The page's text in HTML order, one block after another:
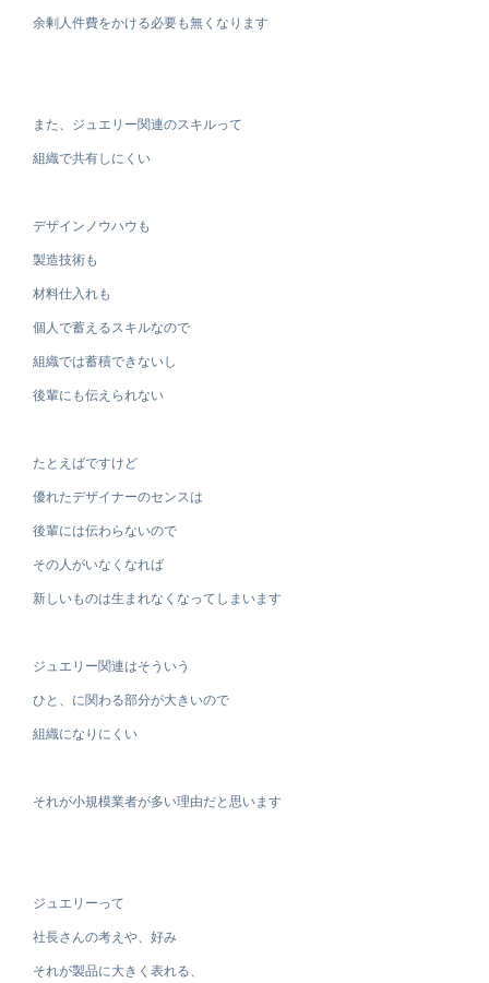
余剰人件費をかける必要も無くなります
また、ジュエリー関連のスキルって
組織で共有しにくい
デザインノウハウも
製造技術も
材料仕入れも
個人で蓄えるスキルなので
組織では蓄積できないし
後輩にも伝えられない
たとえばですけど
優れたデザイナーのセンスは
後輩には伝わらないので
その人がいなくなれば
新しいものは生まれなくなってしまいます
ジュエリー関連はそういう
ひと、に関わる部分が大きいので
組織になりにくい
それが小規模業者が多い理由だと思います
ジュエリーって
社長さんの考えや、好み
それが製品に大きく表れる、